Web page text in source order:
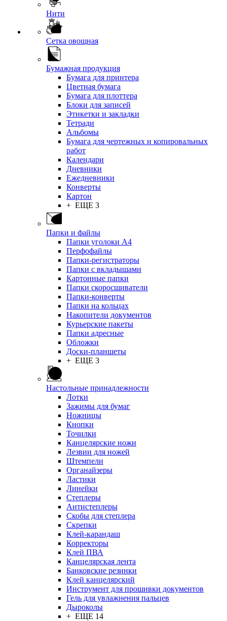
Нити
Сетка овощная
Бумажная продукция
Бумага для принтера
Цветная бумага
Бумага для плоттера
Блоки для записей
Этикетки и закладки
Тетради
Альбомы
Бумага для чертежных и копировальных
работ
Календари
Дневники
Ежедневники
Конверты
Картон
+ ЕЩЕ 3
Папки и файлы
Папки уголоки А4
Перфофайлы
Папки-регистраторы
Папки с вкладышами
Картонные папки
Папки скоросшиватели
Папки-конверты
Папки на кольцах
Накопители документов
Курьерские пакеты
Папки адресные
Обложки
Доски-планшеты
+ ЕЩЕ 3
Настольные принадлежности
Лотки
Зажимы для бумаг
Ножницы
Кнопки
Точилки
Канцелярские ножи
Лезвии для ножей
Штемпели
Органайзеры
Ластики
Линейки
Степлеры
Антистеплеры
Скобы для степлера
Скрепки
Клей-карандаш
Корректоры
Клей ПВА
Канцелярская лента
Банковские резинки
Клей канцелярский
Инструмент для прошивки документов
Гель для увлажнения пальцев
Дыроколы
+ ЕЩЕ 14